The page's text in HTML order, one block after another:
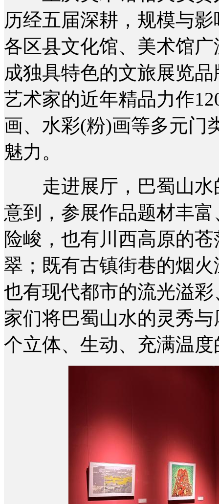
历经五届深耕，规模与
各区县文化馆、美术馆
成独具特色的文旅展览
艺术家的近年精品力作
画、水彩(粉)画等多元门
魅力。
走进展厅，巴蜀山水
意到，参展作品题材丰
险峻，也有川西高原的
翠；既有古镇街巷的烟
也有现代都市的流光溢
家们将巴蜀山水的灵秀
个立体、生动、充满温